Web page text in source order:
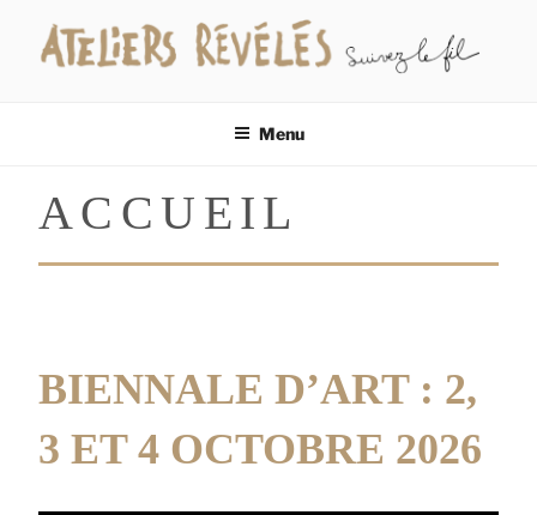
contenu
Menu
ACCUEIL
BIENNALE D’ART : 2,
3 ET 4 OCTOBRE 2026